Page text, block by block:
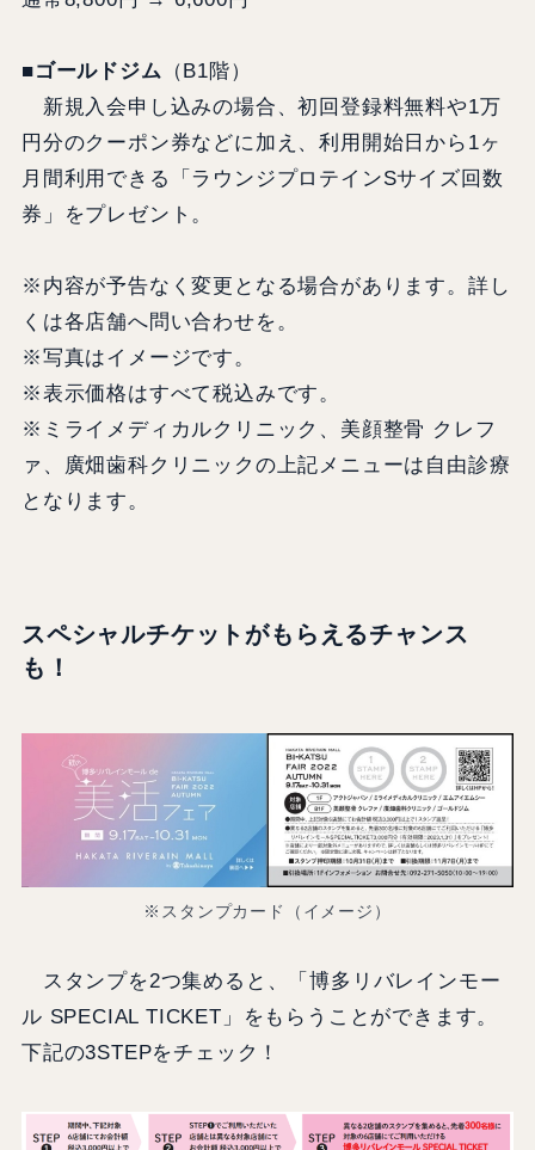
■ゴールドジム （B1階）
新規入会申し込みの場合、初回登録料無料や1万
円分のクーポン券などに加え、利用開始日から1ヶ
月間利用できる「ラウンジプロテインSサイズ回数
券」をプレゼント。
※内容が予告なく変更となる場合があります。詳し
くは各店舗へ問い合わせを。
※写真はイメージです。
※表示価格はすべて税込みです。
※ミライメディカルクリニック、美顔整骨 クレフ
ァ、廣畑歯科クリニックの上記メニューは自由診療
となります。
スペシャルチケットがもらえるチャンス
も！
※スタンプカード（イメージ）
スタンプを2つ集めると、「博多リバレインモー
ル SPECIAL TICKET」をもらうことができます。
下記の3STEPをチェック！